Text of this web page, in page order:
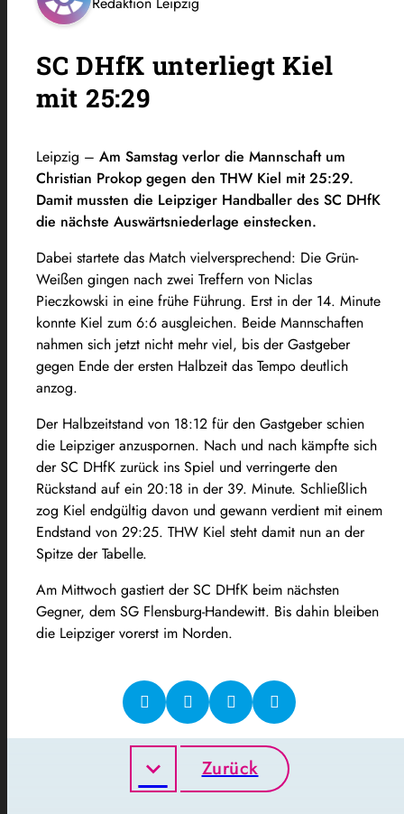
SC DHfK unterliegt Kiel
mit 25:29
Leipzig – Am Samstag verlor die Mannschaft um
Christian Prokop gegen den THW Kiel mit 25:29.
Damit mussten die Leipziger Handballer des SC DHfK
die nächste Auswärtsniederlage einstecken.
Dabei startete das Match vielversprechend: Die Grün-
Weißen gingen nach zwei Treffern von Niclas
Pieczkowski in eine frühe Führung. Erst in der 14. Minute
konnte Kiel zum 6:6 ausgleichen. Beide Mannschaften
nahmen sich jetzt nicht mehr viel, bis der Gastgeber
gegen Ende der ersten Halbzeit das Tempo deutlich
anzog.
Der Halbzeitstand von 18:12 für den Gastgeber schien
die Leipziger anzuspornen. Nach und nach kämpfte sich
der SC DHfK zurück ins Spiel und verringerte den
Rückstand auf ein 20:18 in der 39. Minute. Schließlich
zog Kiel endgültig davon und gewann verdient mit einem
Endstand von 29:25. THW Kiel steht damit nun an der
Spitze der Tabelle.
Am Mittwoch gastiert der SC DHfK beim nächsten
Gegner, dem SG Flensburg-Handewitt. Bis dahin bleiben
die Leipziger vorerst im Norden.
Zurück